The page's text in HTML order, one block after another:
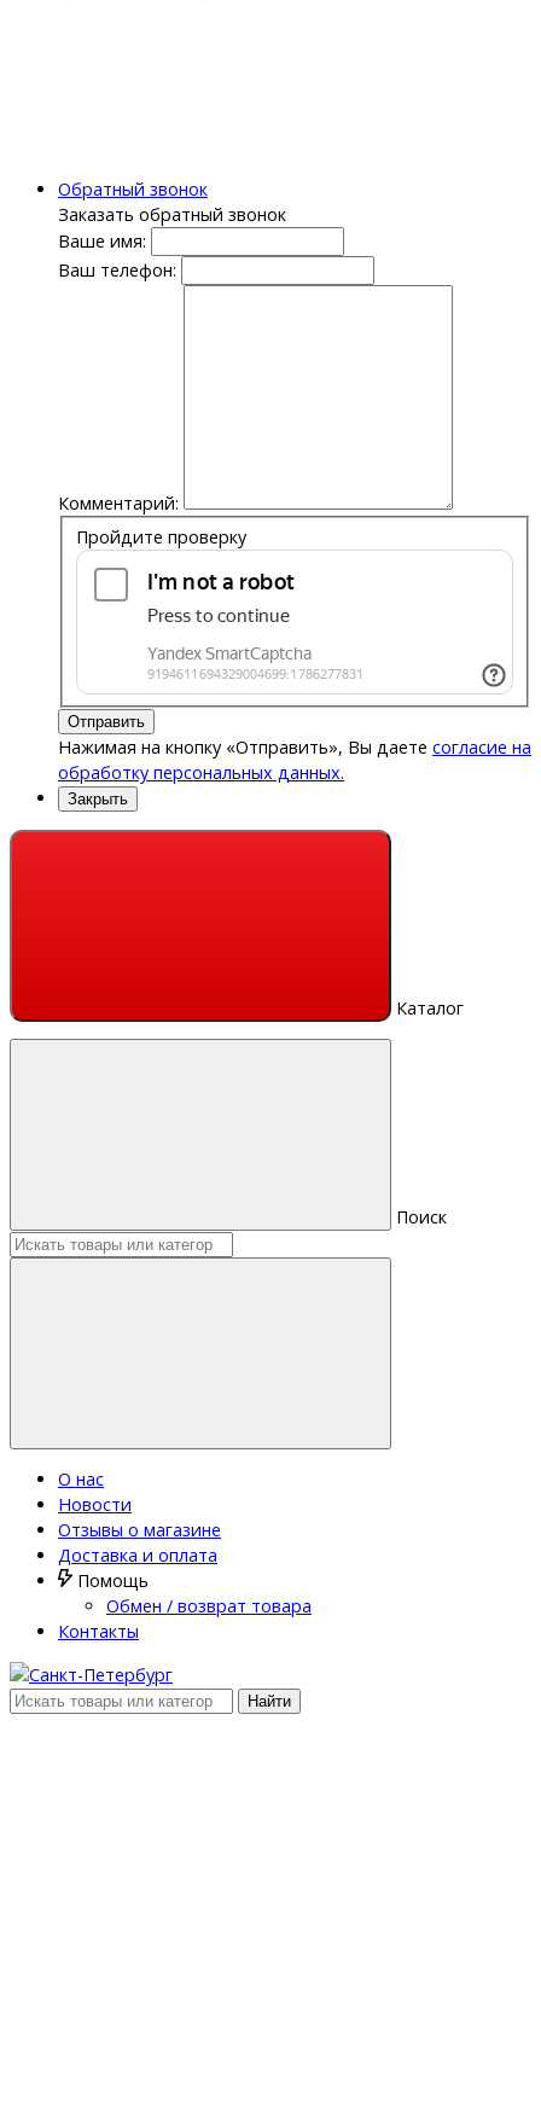
Обратный звонок
Заказать обратный звонок
Ваше имя:
Ваш телефон:
Комментарий:
Пройдите проверку
Отправить
Нажимая на кнопку «Отправить», Вы даете согласие на
обработку персональных данных.
Закрыть
Каталог
Поиск
О нас
Новости
Отзывы о магазине
Доставка и оплата
Помощь
Обмен / возврат товара
Контакты
Найти